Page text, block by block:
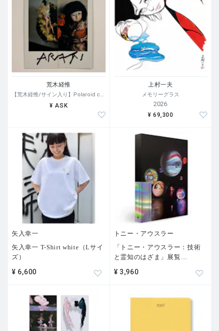
荒木経惟
¥ ASK
上村一夫
メモリーグラス
2026
¥ 69,300
矢入幸一
矢入幸一 T-Shirt white（Lサイ
ズ）
¥ 6,600
トニー・アウスラー
「トニー・アウスラー：技術
と霊知のはざま」展覧 …
¥ 3,960